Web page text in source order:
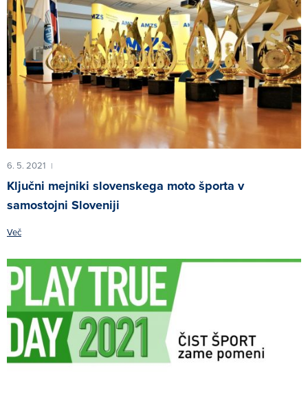
6. 5. 2021 |
Ključni mejniki slovenskega moto športa v
samostojni Sloveniji
Več